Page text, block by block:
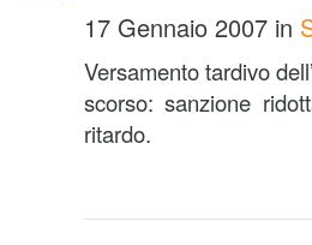
17 Gennaio 2007 in
Versamento tardivo
scorso: sanzione
ritardo.